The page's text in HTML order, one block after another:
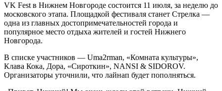
VK Fest в Нижнем Новгороде состоится 11 июля, за неделю до
московского этапа. Площадкой фестиваля станет Стрелка —
одна из главных достопримечательностей города и
популярное место отдыха жителей и гостей Нижнего
Новгорода.
В списке участников — Uma2rman, «Комната культуры»,
Клава Кока, Дора, «Сироткин», NANSI & SIDOROV.
Организаторы уточнили, что лайнап будет пополняться.